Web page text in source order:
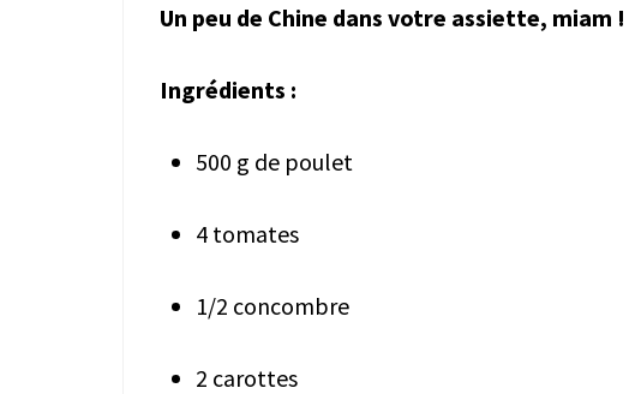
Un peu de Chine dans votre assiette, miam !
Ingrédients :
500 g de poulet
4 tomates
1/2 concombre
2 carottes